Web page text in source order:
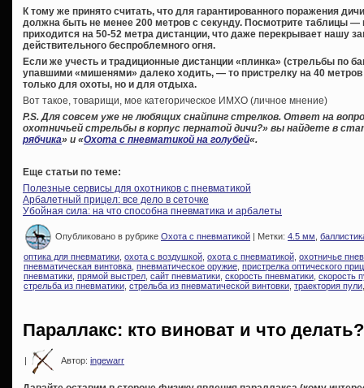
К тому же принято считать, что для гарантированного поражения
должна быть не менее 200 метров с секунду. Посмотрите таблицы —
приходится на 50-52 метра дистанции, что даже перекрывает нашу
действительного беспроблемного огня.
Если же учесть и традиционные дистанции «плинка» (стрельбы по
упавшими «мишенями» далеко ходить, — то пристрелку на 40
только для охоты, но и для отдыха.
Вот такое, товарищи, мое категорическое ИМХО (личное мнение)
P.S. Для совсем уже не любящих снайпинг стрелков. Ответ на
охотничьей стрельбы в корпус пернатой дичи?» вы найдете в
рябчика» и «Охота с пневматикой на голубей«.
Еще статьи по теме:
Полезные сервисы для охотников с пневматикой
Арбалетный прицел: все дело в сеточке
Убойная сила: на что способна пневматика и арбалеты
Опубликовано в рубрике Охота с пневматикой | Метки: 4.5 мм
оптика для пневматики охота с воздушкой охота с пневматикой охотничье
пневматическая винтовка пневматическое оружие пристрелка оптического
пневматики прямой выстрел сайт пневматики скорость пневматики скорость
стрельба из пневматики стрельба из пневматической винтовки траектория пули
Параллакс: кто виноват и что делать?
| Автор: ingewarr